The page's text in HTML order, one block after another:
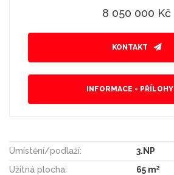
8 050 000 Kč
KONTAKT
INFORMACE - PŘÍLOHY
Umístění/podlaží:
3.NP
Užitná plocha:
65 m2